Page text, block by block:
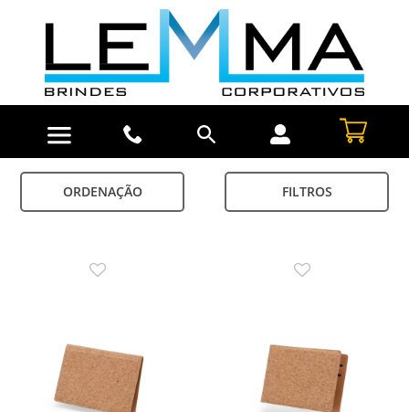
ORDENAÇÃO FILTROS